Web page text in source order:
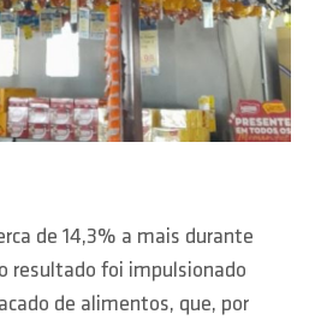
de 14,3% a mais durante
resultado foi impulsionado
de alimentos, que, por